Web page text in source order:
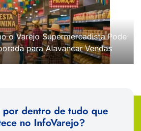
o Varejo Supermercadista Pode
para Alavancar Vendas
dentro de tudo que
no InfoVarejo?